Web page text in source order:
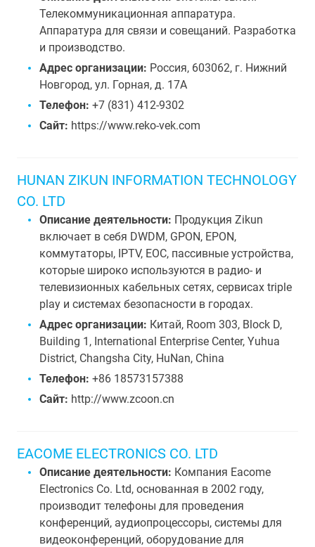
Телекоммуникационная аппаратура.
Аппаратура для связи и совещаний. Разработка
и производство.
Адрес организации: Россия, 603062, г. Нижний
Новгород, ул. Горная, д. 17А
Телефон: +7 (831) 412-9302
Сайт: https://www.reko-vek.com
HUNAN ZIKUN INFORMATION TECHNOLOGY
CO. LTD
Описание деятельности: Продукция Zikun
включает в себя DWDM, GPON, EPON,
коммутаторы, IPTV, EOC, пассивные устройства,
которые широко используются в радио- и
телевизионных кабельных сетях, сервисах triple
play и системах безопасности в городах.
Адрес организации: Китай, Room 303, Block D,
Building 1, International Enterprise Center, Yuhua
District, Changsha City, HuNan, China
Телефон: +86 18573157388
Сайт: http://www.zcoon.cn
EACOME ELECTRONICS CO. LTD
Описание деятельности: Компания Eacome
Electronics Co. Ltd, основанная в 2002 году,
производит телефоны для проведения
конференций, аудиопроцессоры, системы для
видеоконференций, оборудование для